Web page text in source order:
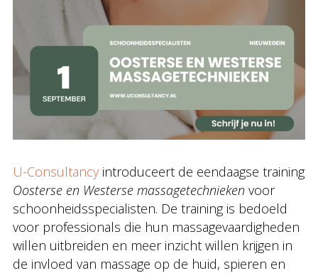
U-Consultancy introduceert de eendaagse training
Oosterse en Westerse massagetechnieken voor
schoonheidsspecialisten. De training is bedoeld
voor professionals die hun massagevaardigheden
willen uitbreiden en meer inzicht willen krijgen in
de invloed van massage op de huid, spieren en